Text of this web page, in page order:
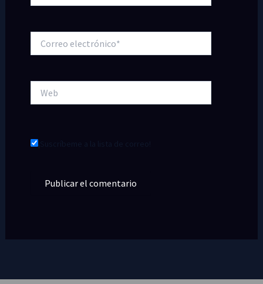
electrónico*
¡Suscríbeme a la lista de correo!